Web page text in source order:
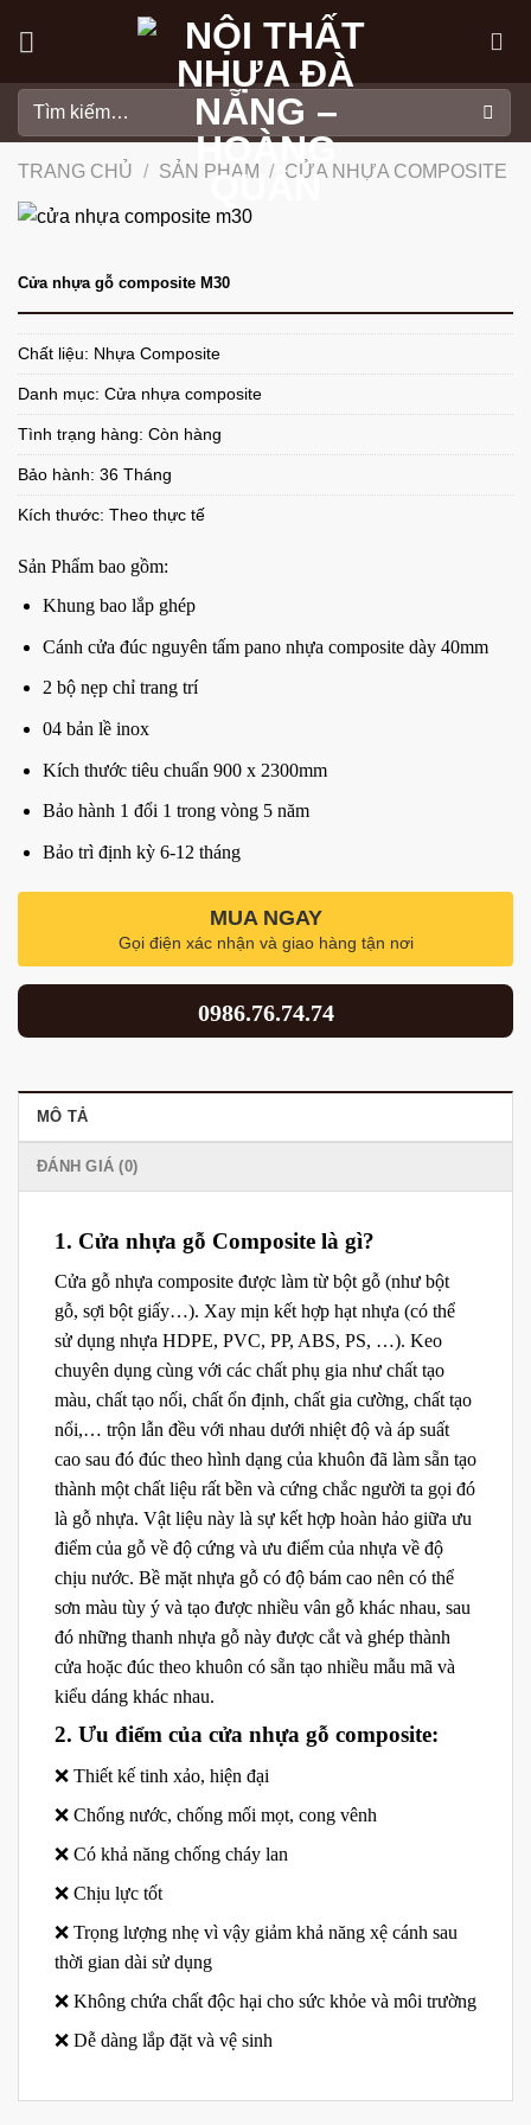
kiếm:
TRANG CHỦ / SẢN PHẨM / CỬA NHỰA COMPOSITE
Cửa nhựa gỗ composite M30
Chất liệu: Nhựa Composite
Danh mục: Cửa nhựa composite
Tình trạng hàng: Còn hàng
Bảo hành: 36 Tháng
Kích thước: Theo thực tế
Sản Phẩm bao gồm:
Khung bao lắp ghép
Cánh cửa đúc nguyên tấm pano nhựa composite dày 40mm
2 bộ nẹp chỉ trang trí
04 bản lề inox
Kích thước tiêu chuẩn 900 x 2300mm
Bảo hành 1 đổi 1 trong vòng 5 năm
Bảo trì định kỳ 6-12 tháng
MUA NGAY
Gọi điện xác nhận và giao hàng tận nơi
0986.76.74.74
MÔ TẢ
ĐÁNH GIÁ (0)
1. Cửa nhựa gỗ Composite là gì?
Cửa gỗ nhựa composite được làm từ bột gỗ (như bột
gỗ, sợi bột giấy…). Xay mịn kết hợp hạt nhựa (có thể
sử dụng nhựa HDPE, PVC, PP, ABS, PS, …). Keo
chuyên dụng cùng với các chất phụ gia như chất tạo
màu, chất tạo nối, chất ổn định, chất gia cường, chất tạo
nổi,… trộn lẫn đều với nhau dưới nhiệt độ và áp suất
cao sau đó đúc theo hình dạng của khuôn đã làm sẵn tạo
thành một chất liệu rất bền và cứng chắc người ta gọi đó
là gỗ nhựa. Vật liệu này là sự kết hợp hoàn hảo giữa ưu
điểm của gỗ về độ cứng và ưu điểm của nhựa về độ
chịu nước. Bề mặt nhựa gỗ có độ bám cao nên có thể
sơn màu tùy ý và tạo được nhiều vân gỗ khác nhau, sau
đó những thanh nhựa gỗ này được cắt và ghép thành
cửa hoặc đúc theo khuôn có sẵn tạo nhiều mẫu mã và
kiểu dáng khác nhau.
2. Ưu điểm của cửa nhựa gỗ composite:
❌ Thiết kế tinh xảo, hiện đại
❌ Chống nước, chống mối mọt, cong vênh
❌ Có khả năng chống cháy lan
❌ Chịu lực tốt
❌ Trọng lượng nhẹ vì vậy giảm khả năng xệ cánh sau
thời gian dài sử dụng
❌ Không chứa chất độc hại cho sức khỏe và môi trường
❌ Dễ dàng lắp đặt và vệ sinh